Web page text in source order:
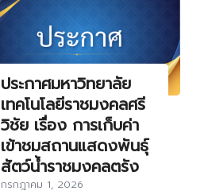
ประกาศมหาวิทยาลัย
เทคโนโลยีราชมงคลศรี
วิชัย เรื่อง การเก็บค่า
เข้าชมสถานแสดงพันธุ์
สัตว์น้ำราชมงคลตรัง
กรกฎาคม 1, 2026